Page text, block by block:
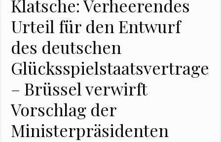
Klatsche: Verheerendes
Urteil für den Entwurf
des deutschen
Glücksspielstaatsvertrages
– Brüssel verwirft
Vorschlag der
Ministerpräsidenten